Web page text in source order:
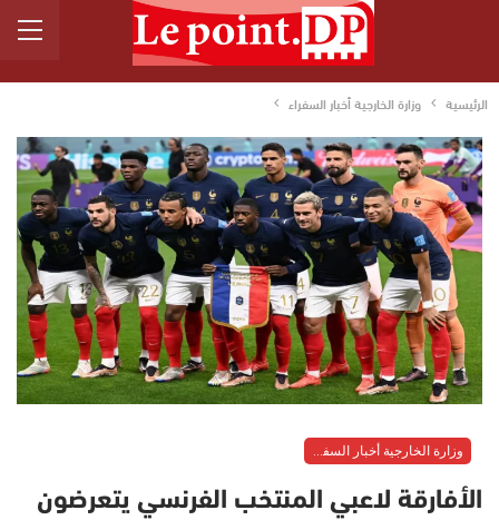
الرئيسية وزارة الخارجية أخبار السفراء
الأفارقة لاعبي المنتخب الفرنسي يتعرضون